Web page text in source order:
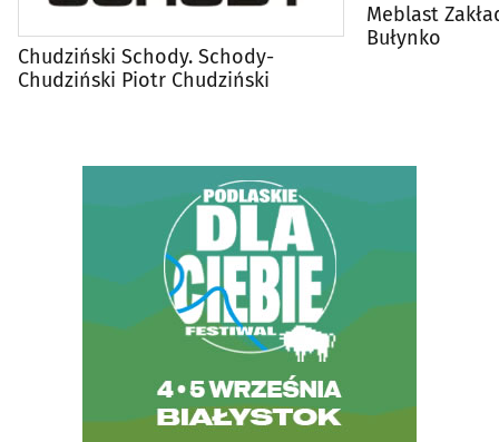
Chudziński Schody. Schody-
Chudziński Piotr Chudziński
Meblast
Bułynko